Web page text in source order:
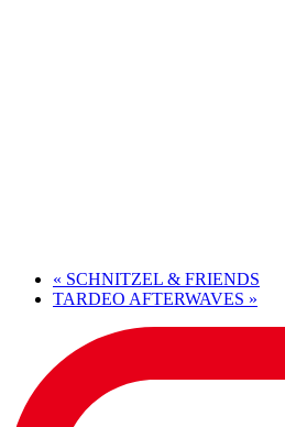
« SCHNITZEL & FRIENDS
TARDEO AFTERWAVES »